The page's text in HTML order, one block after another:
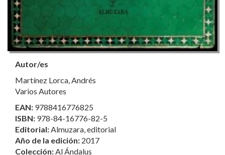
Autor/es
Martínez Lorca, Andrés
Varios Autores
EAN: 9788416776825
ISBN: 978-84-16776-82-5
Editorial:Almuzara, editorial
Año de la edición: 2017
Colección:Al Ándalus